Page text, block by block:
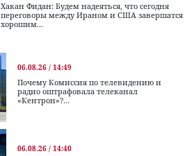
Хакан Фидан: Будем надеяться, что сегодня
переговоры между Ираном и США завершатся
хорошим...
06.08.26 / 14:49
Почему Комиссия по телевидению и
радио оштрафовала телеканал
«Кентрон»?...
06.08.26 / 14:40